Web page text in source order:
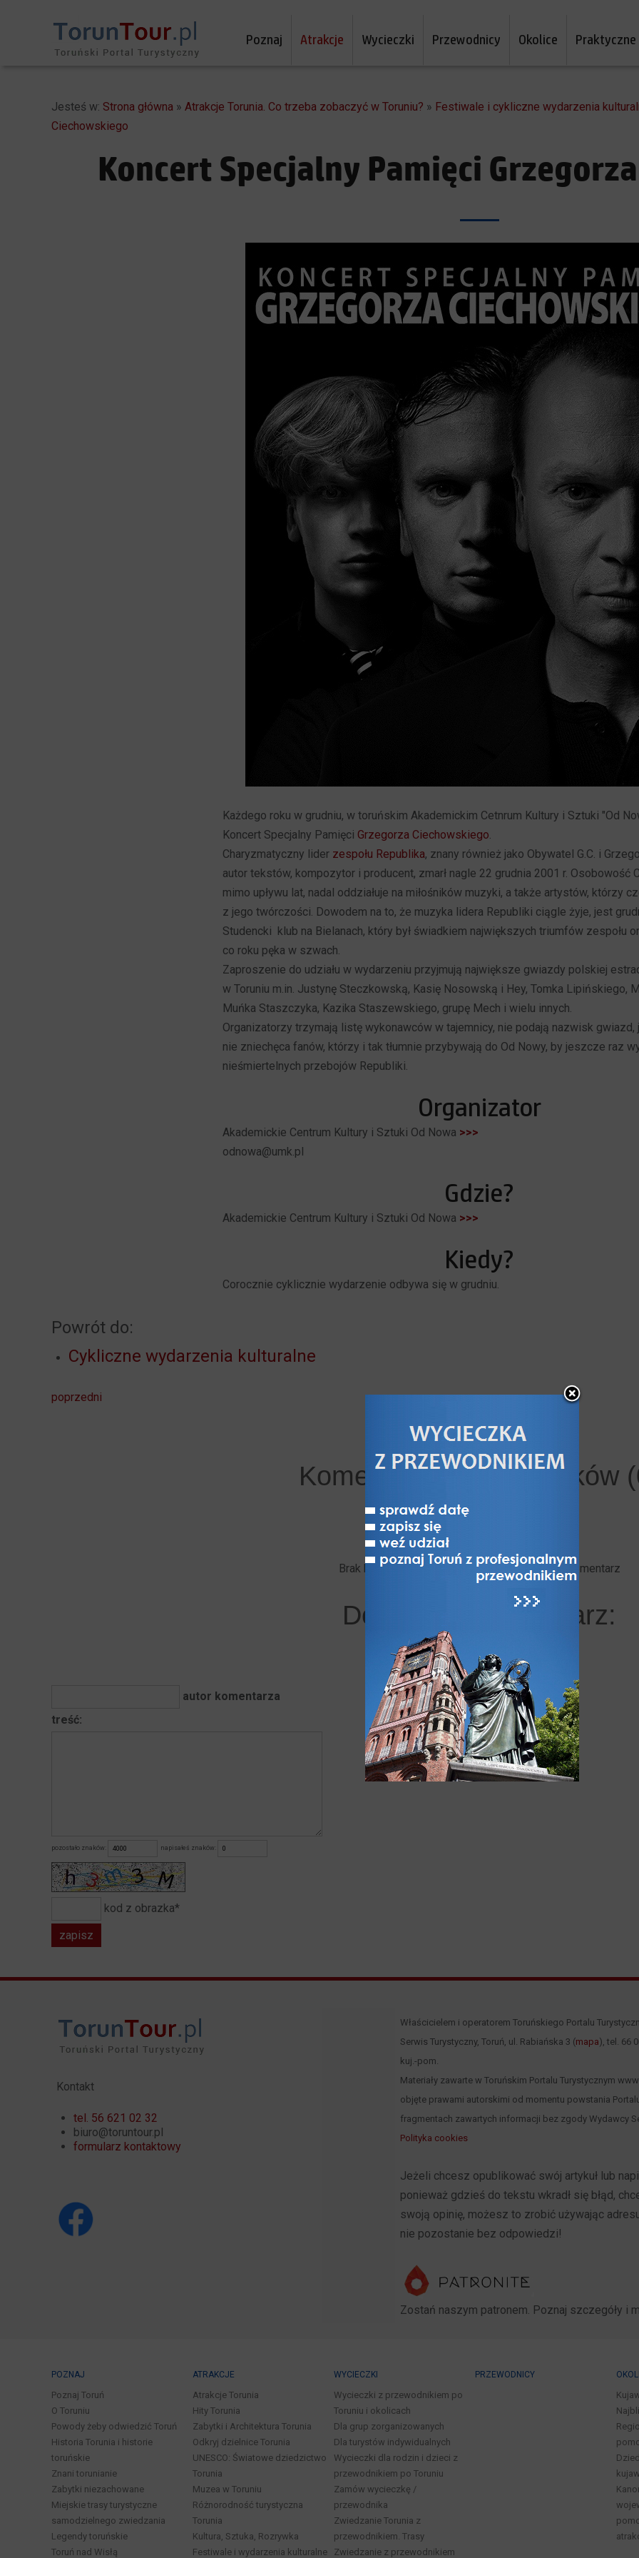
Poznaj Atrakcje Wycieczki Przewodnicy Okolice Praktyczne
Jesteś w: Strona główna » Atrakcje Torunia. Co trzeba zobaczyć w Toruniu? » Festiwale i cykliczne wydarzenia
Ciechowskiego
Koncert Specjalny Pamięci
Każdego roku w grudniu, w toruńskim Akademickim Cetnrum Kultury i Sztuki "Od
Koncert Specjalny Pamięci Grzegorza Ciechowskiego.
Charyzmatyczny lider zespołu Republika, znany również jako Obywatel G.C. i
autor tekstów, kompozytor i producent, zmarł nagle 22 grudnia 2001 r. Osobowość
mimo upływu lat, nadal oddziałuje na miłośników muzyki, a także artystów, którzy
z jego twórczości. Dowodem na to, że muzyka lidera Republiki ciągle żyje, jest
Studencki klub na Bielanach, który był świadkiem największych triumfów zespołu
co roku pęka w szwach.
Zaproszenie do udziału w wydarzeniu przyjmują największe gwiazdy polskiej
w Toruniu m.in. Justynę Steczkowską, Kasię Nosowską i Hey, Tomka Lipińskiego,
Muńka Staszczyka, Kazika Staszewskiego, grupę Mech i wielu innych.
Organizatorzy trzymają listę wykonawców w tajemnicy, nie podają nazwisk gwiazd,
nie zniechęca fanów, którzy i tak tłumnie przybywają do Od Nowy, by jeszcze raz
nieśmiertelnych przebojów Republiki.
Organizator
Akademickie Centrum Kultury i Sztuki Od Nowa >>>
odnowa@umk.pl
Gdzie?
Akademickie Centrum Kultury i Sztuki Od Nowa >>>
Kiedy?
Corocznie cyklicznie wydarzenie odbywa się w grudniu.
Powrót do:
Cykliczne wydarzenia kulturalne
poprzedni
Komentarze użytkowników
Brak komentarzy. Bądź pierwszy - dodaj swój komentarz
Dodaj swój komentarz:
autor komentarza
treść:
pozostało znaków: napisałeś znaków:
kod z obrazka*
Kontakt
tel. 56 621 02 32
biuro@toruntour.pl
formularz kontaktowy
Właścicielem i operatorem Toruńskiego Portalu
Serwis Turystyczny, Toruń, ul. Rabiańska 3 (mapa), tel. 66
kuj.-pom.
Materiały zawarte w Toruńskim Portalu Turystycznym
objęte prawami autorskimi od momentu powstania
fragmentach zawartych informacji bez zgody Wydawcy
Polityka cookies
Jeżeli chcesz opublikować swój artykuł lub
ponieważ gdzieś do tekstu wkradł się błąd,
swoją opinię, możesz to zrobić używając
nie pozostanie bez odpowiedzi!
Zostań naszym patronem. Poznaj szczegóły i
POZNAJ
Poznaj Toruń
O Toruniu
Powody żeby odwiedzić Toruń
Historia Torunia i historie
toruńskie
Znani torunianie
Zabytki niezachowane
Miejskie trasy turystyczne
samodzielnego zwiedzania
Legendy toruńskie
Toruń nad Wisłą
ATRAKCJE
Atrakcje Torunia
Hity Torunia
Zabytki i Architektura Torunia
Odkryj dzielnice Torunia
UNESCO: Światowe dziedzictwo
Torunia
Muzea w Toruniu
Różnorodność turystyczna
Torunia
Kultura, Sztuka, Rozrywka
Festiwale i wydarzenia kulturalne
WYCIECZKI
Wycieczki z przewodnikiem po
Toruniu i okolicach
Dla grup zorganizowanych
Dla turystów indywidualnych
Wycieczki dla rodzin i dzieci z
przewodnikiem po Toruniu
Zamów wycieczkę /
przewodnika
Zwiedzanie Torunia z
przewodnikiem. Trasy
Zwiedzanie z przewodnikiem
PRZEWODNICY